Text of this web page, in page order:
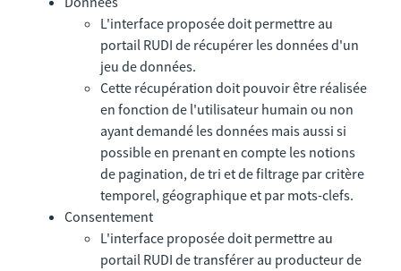
L'interface proposée doit permettre au
portail RUDI de récupérer les données d'un
jeu de données.
Cette récupération doit pouvoir être réalisée
en fonction de l'utilisateur humain ou non
ayant demandé les données mais aussi si
possible en prenant en compte les notions
de pagination, de tri et de filtrage par critère
temporel, géographique et par mots-clefs.
Consentement
L'interface proposée doit permettre au
portail RUDI de transférer au producteur de